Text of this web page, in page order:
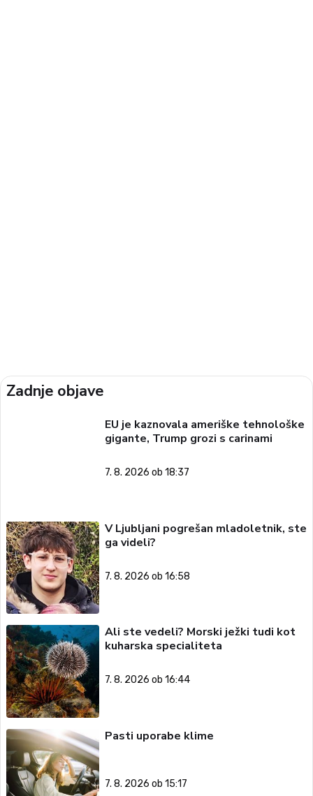
Zadnje objave
EU je kaznovala ameriške tehnološke
gigante, Trump grozi s carinami
7. 8. 2026 ob 18:37
V Ljubljani pogrešan mladoletnik, ste
ga videli?
7. 8. 2026 ob 16:58
Ali ste vedeli? Morski ježki tudi kot
kuharska specialiteta
7. 8. 2026 ob 16:44
Pasti uporabe klime
7. 8. 2026 ob 15:17